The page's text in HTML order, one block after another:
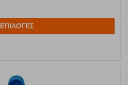
ΕΠΙΛΟΓΕΣ